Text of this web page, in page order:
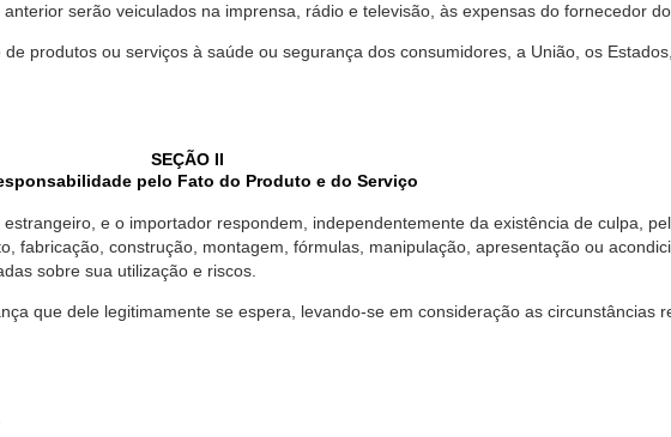
serão veiculados na imprensa, rádio e televisão, às expensas do fornecedor
produtos ou serviços à saúde ou segurança dos consumidores, a União, os
SEÇÃO II
pelo Fato do Produto e do Serviço
e o importador respondem, independentemente da existência de culpa,
fabricação, construção, montagem, fórmulas, manipulação, apresentação ou
sobre sua utilização e riscos.
que dele legitimamente se espera, levando-se em consideração as circunstâncias